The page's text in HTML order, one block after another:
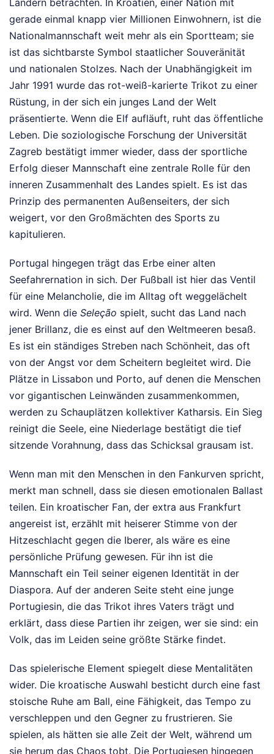
gerade einmal knapp vier Millionen Einwohnern, ist die
Nationalmannschaft weit mehr als ein Sportteam; sie
ist das sichtbarste Symbol staatlicher Souveränität
und nationalen Stolzes. Nach der Unabhängigkeit im
Jahr 1991 wurde das rot-weiß-karierte Trikot zu einer
Rüstung, in der sich ein junges Land der Welt
präsentierte. Wenn die Elf aufläuft, ruht das öffentliche
Leben. Die soziologische Forschung der Universität
Zagreb bestätigt immer wieder, dass der sportliche
Erfolg dieser Mannschaft eine zentrale Rolle für den
inneren Zusammenhalt des Landes spielt. Es ist das
Prinzip des permanenten Außenseiters, der sich
weigert, vor den Großmächten des Sports zu
kapitulieren.
Portugal hingegen trägt das Erbe einer alten
Seefahrernation in sich. Der Fußball ist hier das Ventil
für eine Melancholie, die im Alltag oft weggelächelt
wird. Wenn die Seleção spielt, sucht das Land nach
jener Brillanz, die es einst auf den Weltmeeren besaß.
Es ist ein ständiges Streben nach Schönheit, das oft
von der Angst vor dem Scheitern begleitet wird. Die
Plätze in Lissabon und Porto, auf denen die Menschen
vor gigantischen Leinwänden zusammenkommen,
werden zu Schauplätzen kollektiver Katharsis. Ein Sieg
reinigt die Seele, eine Niederlage bestätigt die tief
sitzende Vorahnung, dass das Schicksal grausam ist.
Wenn man mit den Menschen in den Fankurven spricht,
merkt man schnell, dass sie diesen emotionalen Ballast
teilen. Ein kroatischer Fan, der extra aus Frankfurt
angereist ist, erzählt mit heiserer Stimme von der
Hitzeschlacht gegen die Iberer, als wäre es eine
persönliche Prüfung gewesen. Für ihn ist die
Mannschaft ein Teil seiner eigenen Identität in der
Diaspora. Auf der anderen Seite steht eine junge
Portugiesin, die das Trikot ihres Vaters trägt und
erklärt, dass diese Partien ihr zeigen, wer sie sind: ein
Volk, das im Leiden seine größte Stärke findet.
Das spielerische Element spiegelt diese Mentalitäten
wider. Die kroatische Auswahl besticht durch eine fast
stoische Ruhe am Ball, eine Fähigkeit, das Tempo zu
verschleppen und den Gegner zu frustrieren. Sie
spielen, als hätten sie alle Zeit der Welt, während um
sie herum das Chaos tobt. Die Portugiesen hingegen